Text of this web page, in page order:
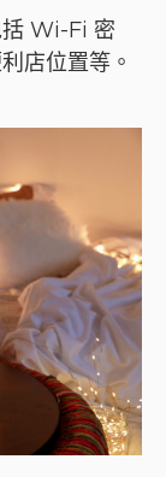
括 Wi-Fi 密
店位置等。